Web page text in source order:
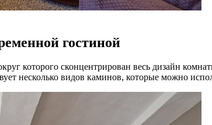
гостиной
которого сконцентрирован весь дизайн
несколько видов каминов, которые можно